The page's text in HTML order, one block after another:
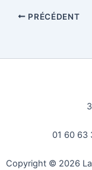
PRÉCÉDENT
01 60 63
Copyright © 2026 La